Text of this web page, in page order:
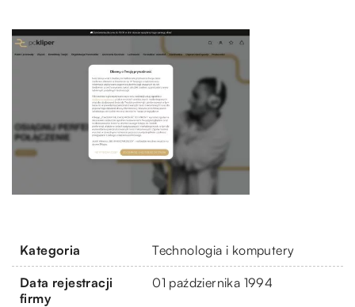
Kategoria Technologia i komputery
Data rejestracji
firmy
01 października 1994